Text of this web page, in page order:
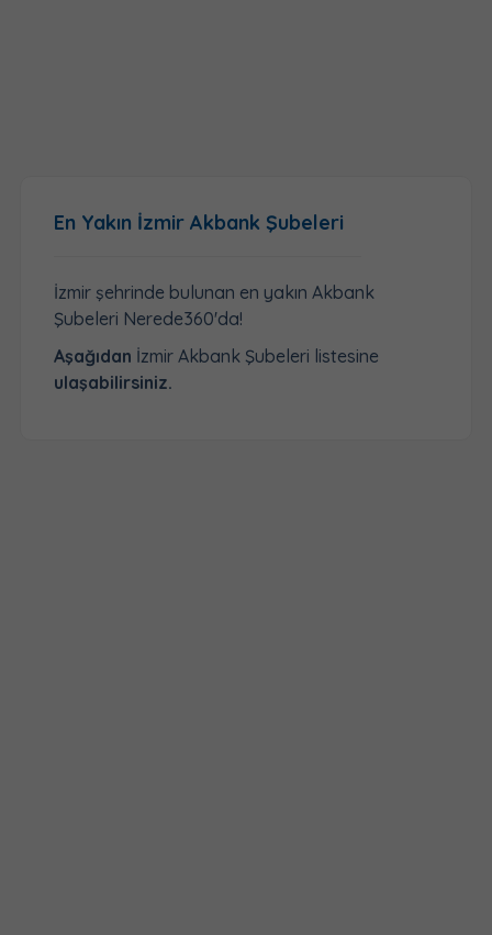
En Yakın İzmir Akbank Şubeleri
İzmir şehrinde bulunan en yakın Akbank
Şubeleri Nerede360'da!
Aşağıdan İzmir Akbank Şubeleri listesine
ulaşabilirsiniz.